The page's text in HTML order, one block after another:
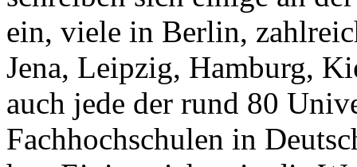
ein, viele in Berlin,
Jena, Leipzig, Hamburg,
auch jede der rund 80
Fachhochschulen in